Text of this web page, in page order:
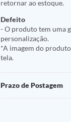
retornar ao estoque.
Defeito
- O produto tem uma
personalização.
*A imagem do
tela.
Prazo de Postagem